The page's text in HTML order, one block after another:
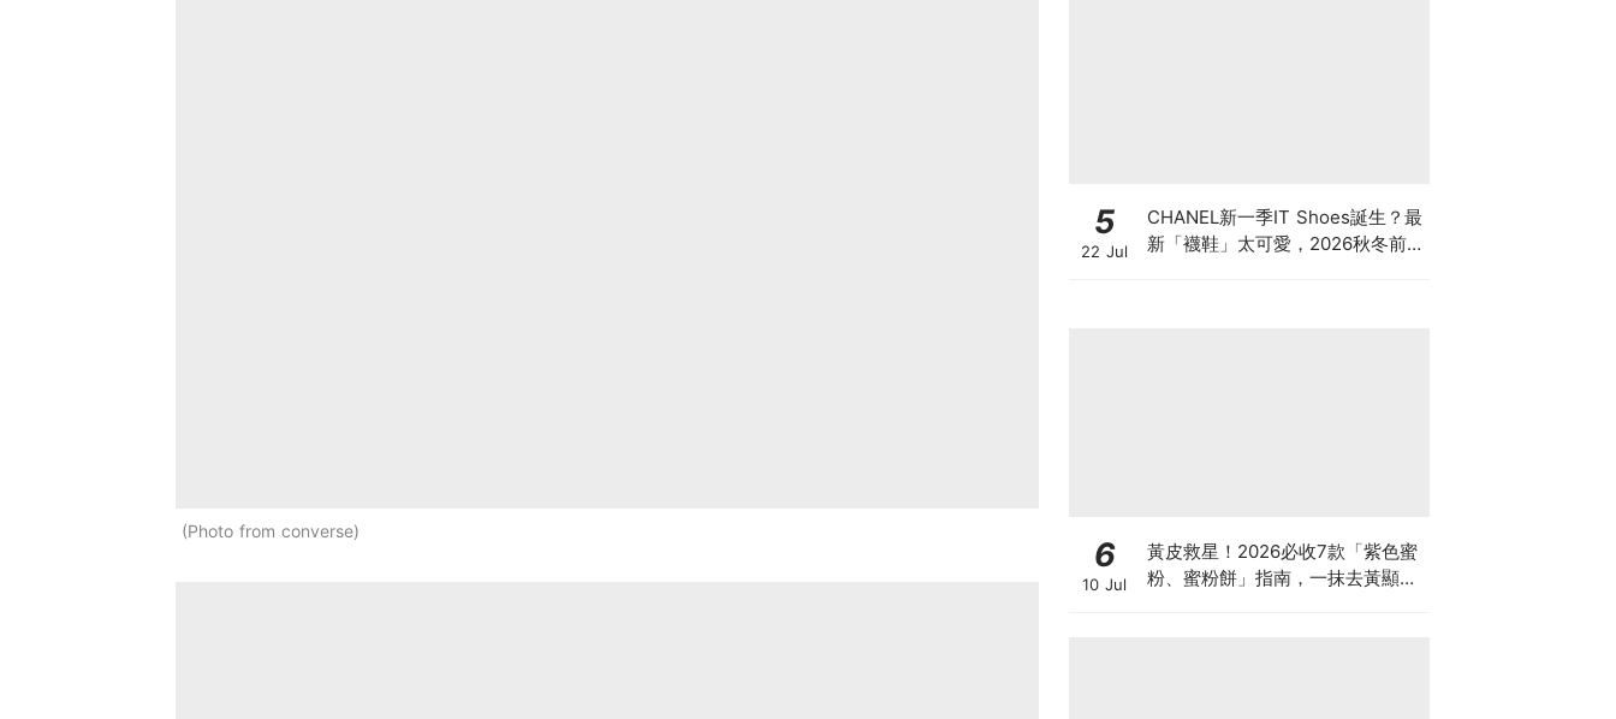
Photo from converse
5
22 Jul
CHANEL新一季IT Shoes誕生？最
新「襪鞋」太可愛，2026秋冬前
6
10 Jul
黃皮救星！2026必收7款「紫色蜜
粉、蜜粉餅」指南，一抹去黃顯